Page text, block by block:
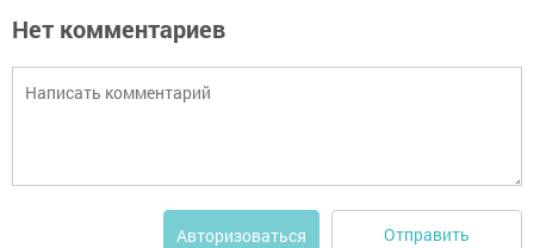
Нет комментариев
Авторизоваться Отправить